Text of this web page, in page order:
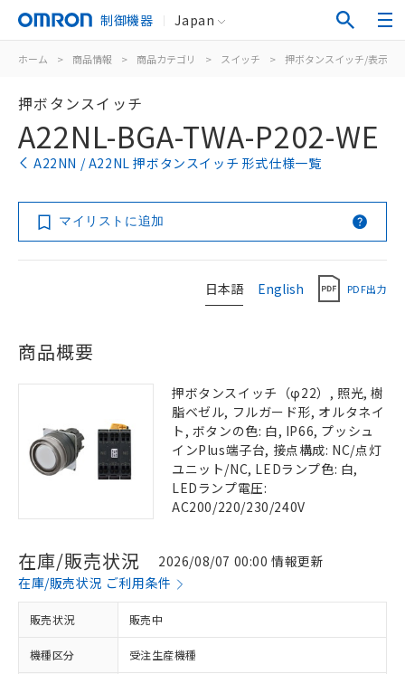
制御機器 Japan
ホーム > 商品情報 > 商品カテゴリ > スイッチ > 押ボタンスイッチ/表示灯
押ボタンスイッチ
A22NL-BGA-TWA-P202-WE
A22NN / A22NL 押ボタンスイッチ 形式仕様一覧
マイリストに追加
日本語 English PDF出力
商品概要
押ボタンスイッチ（φ22）, 照光, 樹
脂ベゼル, フルガード形, オルタネイ
ト, ボタンの色: 白, IP66, プッシュ
インPlus端子台, 接点構成: NC/点灯
ユニット/NC, LEDランプ色: 白,
LEDランプ電圧:
AC200/220/230/240V
在庫/販売状況
2026/08/07 00:00 情報更新
在庫/販売状況 ご利用条件
販売状況 販売中
機種区分 受注生産機種